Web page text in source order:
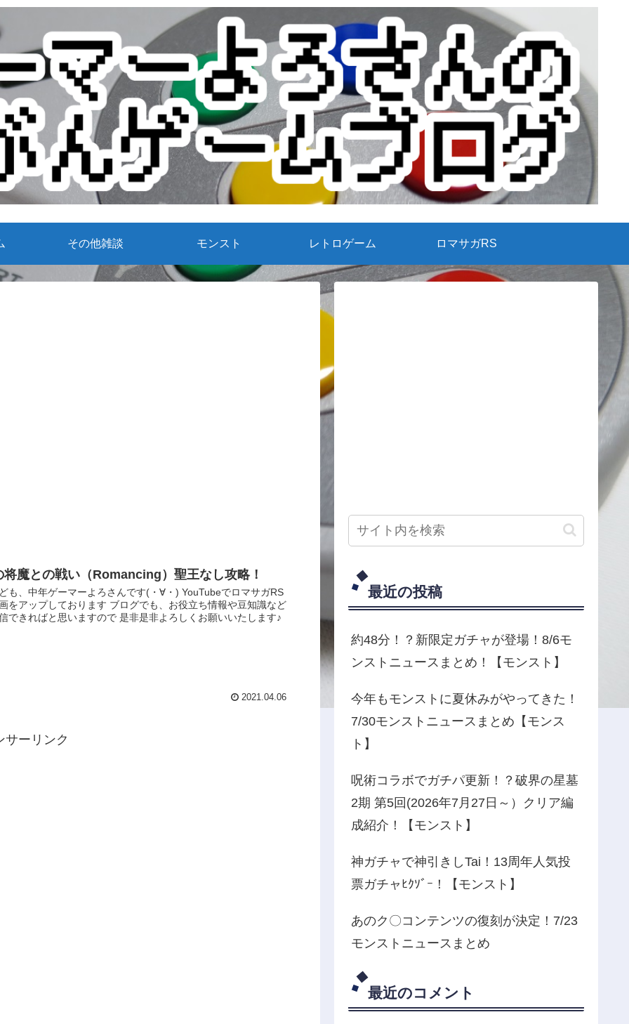
その他雑談 モンスト レトロゲーム ロマサガRS
将魔との戦い（Romancing）聖王なし攻略！
も、中年ゲーマーよろさんです(・∀・) YouTubeでロマサガRS
をアップしております ブログでも、お役立ち情報や豆知識など
できればと思いますので 是非是非よろしくお願いいたします♪
2021.04.06
サーリンク
最近の投稿
約48分！？新限定ガチャが登場！8/6モ
ンストニュースまとめ！【モンスト】
今年もモンストに夏休みがやってきた！
7/30モンストニュースまとめ【モンス
ト】
呪術コラボでガチパ更新！？破界の星墓
2期 第5回(2026年7月27日～）クリア編
成紹介！【モンスト】
神ガチャで神引きしTai！13周年人気投
票ガチャﾋｸｿﾞｰ！【モンスト】
あのク〇コンテンツの復刻が決定！7/23
モンストニュースまとめ
最近のコメント